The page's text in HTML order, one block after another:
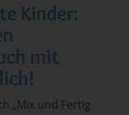
Kinder:
mit
„Mix und Fertig